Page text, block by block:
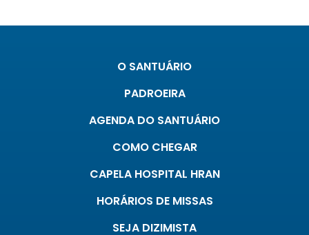
O SANTUÁRIO
PADROEIRA
AGENDA DO SANTUÁRIO
COMO CHEGAR
CAPELA HOSPITAL HRAN
HORÁRIOS DE MISSAS
SEJA DIZIMISTA